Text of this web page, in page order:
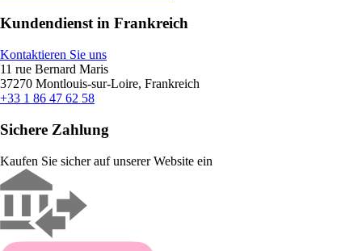
Kundendienst in Frankreich
Kontaktieren Sie uns
11 rue Bernard Maris
37270 Montlouis-sur-Loire, Frankreich
+33 1 86 47 62 58
Sichere Zahlung
Kaufen Sie sicher auf unserer Website ein